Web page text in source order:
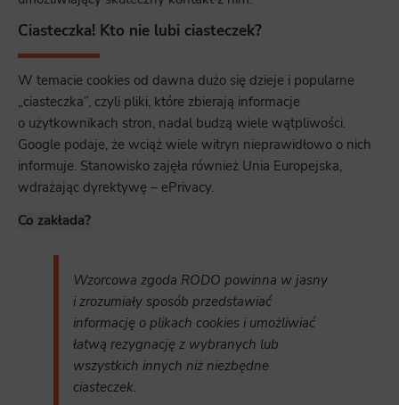
Ciasteczka! Kto nie lubi ciasteczek?
W temacie cookies od dawna dużo się dzieje i popularne
„ciasteczka”, czyli pliki, które zbierają informacje
o użytkownikach stron, nadal budzą wiele wątpliwości.
Google podaje, że wciąż wiele witryn nieprawidłowo o nich
informuje. Stanowisko zajęła również Unia Europejska,
wdrażając dyrektywę – ePrivacy.
Co zakłada?
Wzorcowa zgoda RODO powinna w jasny
i zrozumiały sposób przedstawiać
informację o plikach cookies i umożliwiać
łatwą rezygnację z wybranych lub
wszystkich innych niż niezbędne
ciasteczek.